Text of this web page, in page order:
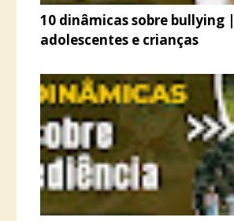
10 dinâmicas sobre bullying |
adolescentes e crianças